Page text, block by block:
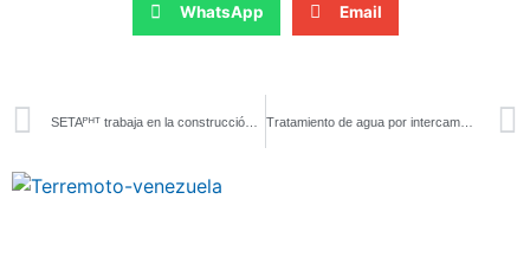
WhatsApp Email
Tratamiento de agua por intercambio iónico